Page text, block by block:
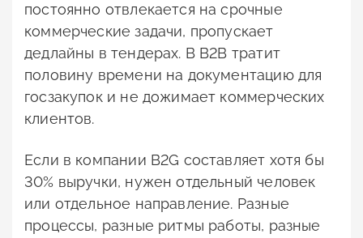
постоянно отвлекается на срочные
коммерческие задачи, пропускает
дедлайны в тендерах. В B2B тратит
половину времени на документацию для
госзакупок и не дожимает коммерческих
клиентов.
Если в компании B2G составляет хотя бы
30% выручки, нужен отдельный человек
или отдельное направление. Разные
процессы, разные ритмы работы, разные